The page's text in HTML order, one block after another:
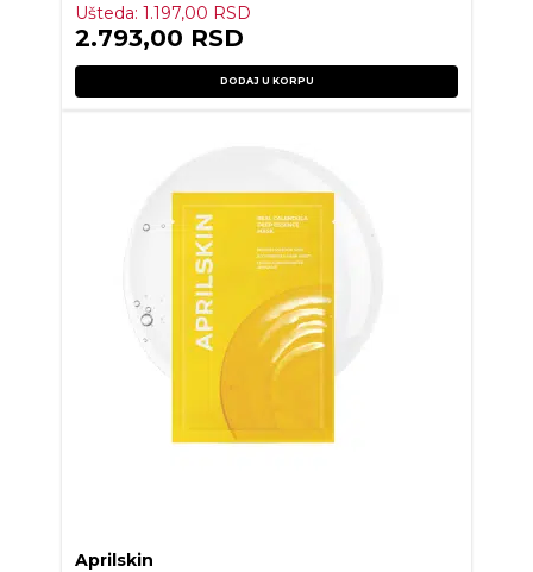
Ušteda:1.197,00 RSD
2.793,00 RSD
DODAJ U KORPU
Aprilskin